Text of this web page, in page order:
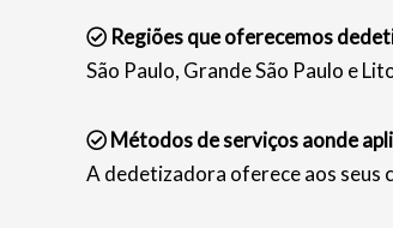
Regiões que oferecemos
São Paulo, Grande São Paulo e
Métodos de serviços aonde
A dedetizadora oferece aos seus